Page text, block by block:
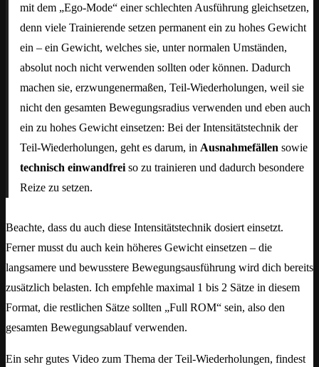
mit dem „Ego-Mode“ einer schlechten Ausführung gleichsetzen,
denn viele Trainierende setzen permanent ein zu hohes Gewicht
ein – ein Gewicht, welches sie, unter normalen Umständen,
absolut noch nicht verwenden sollten oder können. Dadurch
machen sie, erzwungenermaßen, Teil-Wiederholungen, weil sie
nicht den gesamten Bewegungsradius verwenden und eben auch
ein zu hohes Gewicht einsetzen: Bei der Intensitätstechnik der
Teil-Wiederholungen, geht es darum, in Ausnahmefällen sowie
technisch einwandfrei so zu trainieren und dadurch besondere
Reize zu setzen.
Beachte, dass du auch diese Intensitätstechnik dosiert einsetzt.
Ferner musst du auch kein höheres Gewicht einsetzen – die
langsamere und bewusstere Bewegungsausführung wird dich bereits
zusätzlich belasten. Ich empfehle maximal 1 bis 2 Sätze in diesem
Format, die restlichen Sätze sollten „Full ROM“ sein, also den
gesamten Bewegungsablauf verwenden.
Ein sehr gutes Video zum Thema der Teil-Wiederholungen, findest